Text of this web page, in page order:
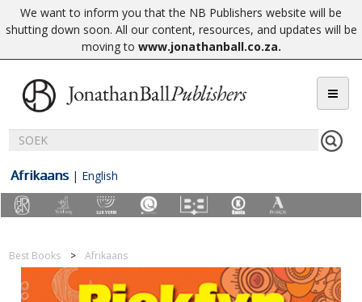
We want to inform you that the NB Publishers website will be
shutting down soon. All our content, resources, and updates will be
moving to www.jonathanball.co.za.
Afrikaans | English
Best Books Afrikaans